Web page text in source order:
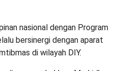
nasional dengan Program
bersinergi dengan aparat
di wilayah DIY.